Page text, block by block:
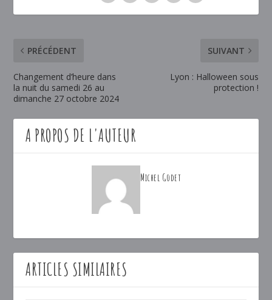
PRÉCÉDENT
Changement d’heure dans
la nuit du samedi 26 au
dimanche 27 octobre 2024
SUIVANT
Lyon : Halloween sous
protection !
A PROPOS DE L'AUTEUR
Michel Godet
ARTICLES SIMILAIRES